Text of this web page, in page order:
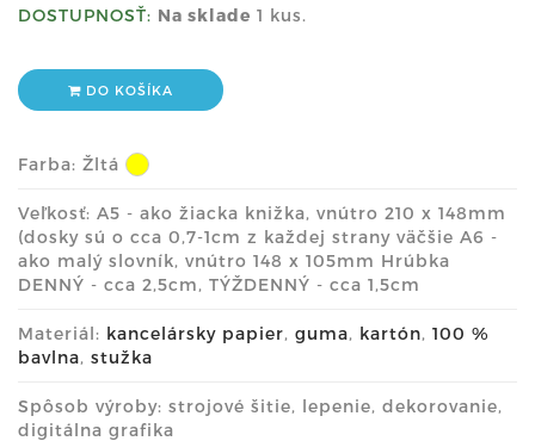
DOSTUPNOSŤ: Na sklade 1 kus.
DO KOŠÍKA
Farba: Žltá
Veľkosť: A5 - ako žiacka knižka, vnútro 210 x 148mm
(dosky sú o cca 0,7-1cm z každej strany väčšie A6 -
ako malý slovník, vnútro 148 x 105mm Hrúbka
DENNÝ - cca 2,5cm, TÝŽDENNÝ - cca 1,5cm
Materiál: kancelársky papier, guma, kartón, 100 %
bavlna, stužka
Spôsob výroby: strojové šitie, lepenie, dekorovanie,
digitálna grafika